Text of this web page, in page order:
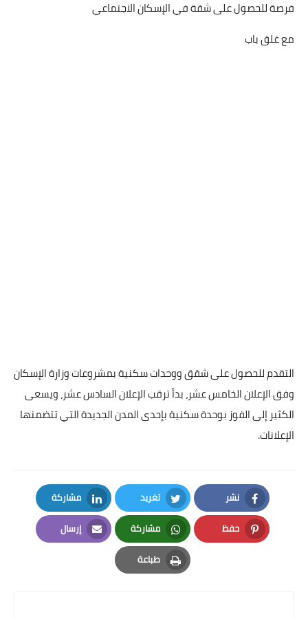
فرصة للحصول على شقة في الإسكان الاجتماعي
مع غلق باب
التقدم للحصول على شقق ووحدات سكنية بمشروعات وزارة الإسكان
وفق الإعلان الخامس عشر، بدأ ترقب الإعلان السادس عشر، ويسعى
الكثير إلى الفوز بوحدة سكنية بإحدى المدن الجديدة التي تتضمنها
الإعلانات.
نشر
Facebook
تغريد
Twitter
مشاركة
LinkedIn
حفظ
Pinterest
مشاركة
Whatsapp
إرسال
Email
طباعة
Print